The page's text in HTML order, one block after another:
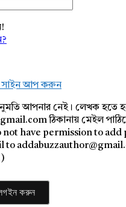
সাইন আপ করুন
আপনার নেই। লেখক হতে
ঠিকানায় মেইল
not have permission to add
to
করুন